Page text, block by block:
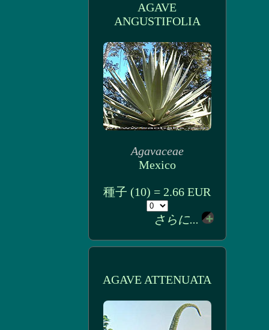
AGAVE
ANGUSTIFOLIA
Agavaceae
Mexico
種子 (10) = 2.66 EUR
さらに...
AGAVE ATTENUATA